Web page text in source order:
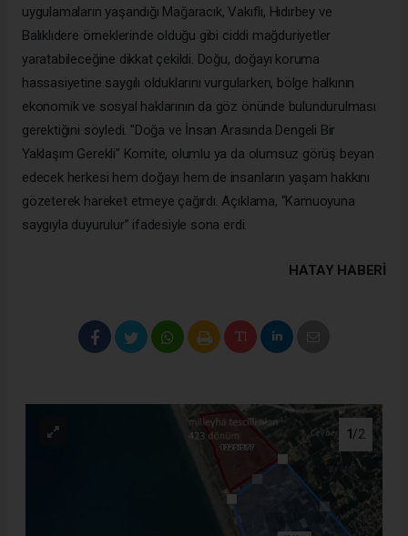
uygulamaların yaşandığı Mağaracık, Vakıflı, Hıdırbey ve
Balıklıdere örneklerinde olduğu gibi ciddi mağduriyetler
yaratabileceğine dikkat çekildi. Doğu, doğayı koruma
hassasiyetine saygılı olduklarını vurgularken, bölge halkının
ekonomik ve sosyal haklarının da göz önünde bulundurulması
gerektiğini söyledi. "Doğa ve İnsan Arasında Dengeli Bir
Yaklaşım Gerekli" Komite, olumlu ya da olumsuz görüş beyan
edecek herkesi hem doğayı hem de insanların yaşam hakkını
gözeterek hareket etmeye çağırdı. Açıklama, “Kamuoyuna
saygıyla duyurulur” ifadesiyle sona erdi.
HATAY HABERİ
1 /2